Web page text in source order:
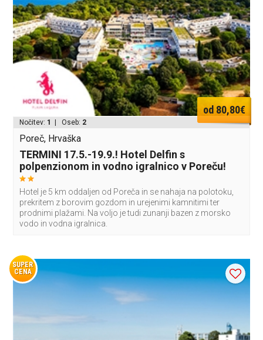
od 80,80€
Nočitev: 1 | Oseb: 2
Poreč, Hrvaška
TERMINI 17.5.-19.9.! Hotel Delfin s
polpenzionom in vodno igralnico v Poreču!
Hotel je 5 km oddaljen od Poreča in se nahaja na polotoku,
prekritem z borovim gozdom in urejenimi kamnitimi ter
prodnimi plažami. Na voljo je tudi zunanji bazen z morsko
vodo in vodna igralnica.
SUPER
CENA